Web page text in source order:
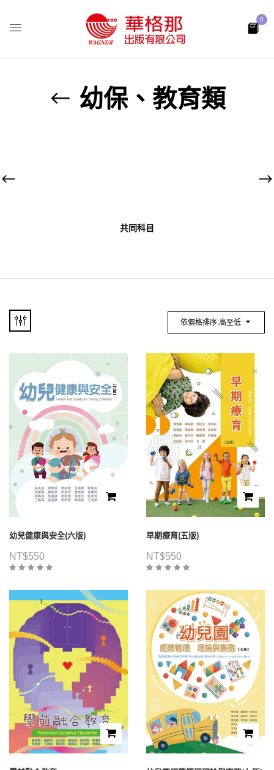
0
幼保、教育類
共同科目
依價格排序:高至低
幼兒健康與安全(六版)
NT$550
早期療育(五版)
NT$550